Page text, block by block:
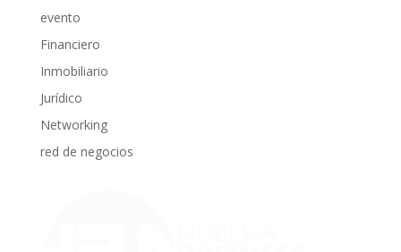
evento
Financiero
Inmobiliario
Jurídico
Networking
red de negocios